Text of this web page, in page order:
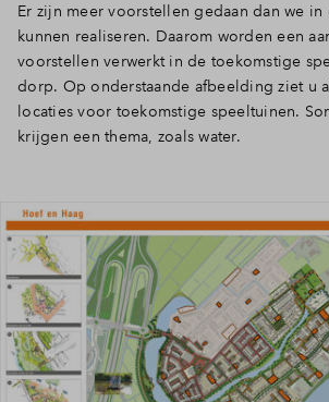
Er zijn meer voorstellen gedaan dan we in
kunnen realiseren. Daarom worden een
voorstellen verwerkt in de toekomstige
dorp. Op onderstaande afbeelding ziet u
locaties voor toekomstige speeltuinen.
krijgen een thema, zoals water.